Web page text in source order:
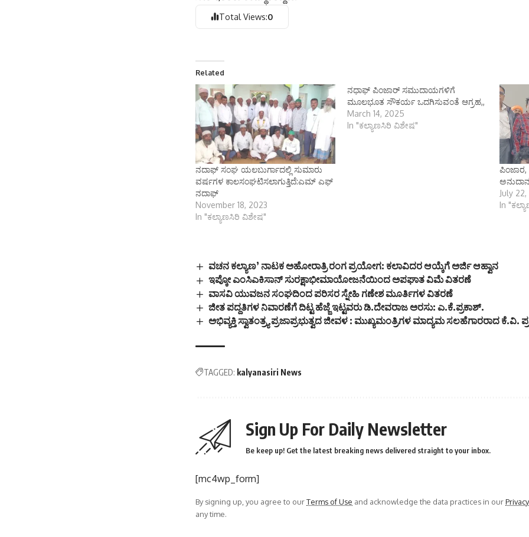
Total Views:0
Related
ನದಾಫ್ ಸಂಘ ಯಲಬುರ್ಗಾದಲ್ಲಿ ಸುಮಾರು
ವರ್ಷಗಳ ಕಾಲಸಂಘಟಿಸಲಾಗುತ್ತಿದೆ:ಎಮ್ ಎಫ್
ನದಾಫ್
November 18, 2023
In "ಕಲ್ಯಾಣಸಿರಿ ವಿಶೇಷ"
ನಧಾಫ್ ಪಿಂಜಾರ್ ಸಮುದಾಯಗಳಿಗೆ
ಮೂಲಭೂತ ಸೌಕರ್ಯ ಒದಗಿಸುವಂತೆ ಆಗ್ರಹ,,
March 14, 2025
In "ಕಲ್ಯಾಣಸಿರಿ ವಿಶೇಷ"
ಪಿಂಜಾರ,
July
In
ವಚನ ಕಲ್ಯಾಣ’ ನಾಟಕ ಅಹೋರಾತ್ರಿ ರಂಗ ಪ್ರಯೋಗ: ಕಲಾವಿದರ ಆಯ್ಕೆಗೆ ಅರ್ಜಿ ಆಹ್ವಾನ
ಇಪ್ಕೋ ಎಂಸಿಎಕಿಸಾನ್ ಸುರಕ್ಷಾಭೀಮಾಯೋಜನೆಯಿಂದ ಅಪಘಾತ ವಿಮೆ ವಿತರಣೆ
ವಾಸವಿ ಯುವಜನ ಸಂಘದಿಂದ ಪರಿಸರ ಸ್ನೇಹಿ ಗಣೇಶ ಮೂರ್ತಿಗಳ ವಿತರಣೆ
ಜೀತ ಪದ್ದತಿಗಳ ನಿವಾರಣೆಗೆ ದಿಟ್ಟ ಹೆಜ್ಜೆ ಇಟ್ಟವರು ಡಿ.ದೇವರಾಜ ಅರಸು: ಎ.ಕೆ.ಪ್ರಕಾಶ್.
ಅಭಿವ್ಯಕ್ತಿ ಸ್ವಾತಂತ್ರ್ಯ ಪ್ರಜಾಪ್ರಭುತ್ವದ ಜೀವಳ : ಮುಖ್ಯಮಂತ್ರಿಗಳ ಮಾದ್ಯಮ ಸಲಹೆಗಾರರಾದ ಕೆ.ವಿ.
TAGGED: kalyanasiri News
Sign Up For Daily Newsletter
Be keep up! Get the latest breaking news delivered straight to your inbox.
[mc4wp_form]
By signing up, you agree to ourTerms of Use and acknowledge the data practices in our
any time.